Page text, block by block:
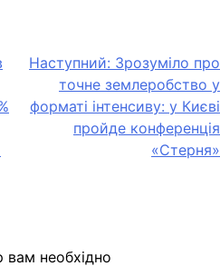
Наступний: Зрозуміло про
точне землеробство у
форматі інтенсиву: у Києві
пройде конференція
«Стерня»
необхідно